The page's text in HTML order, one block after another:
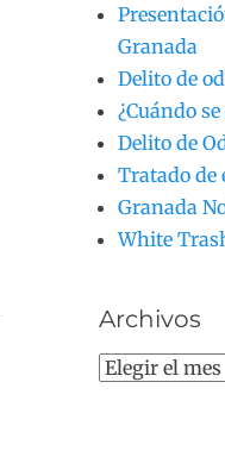
Granada
Delito de
¿Cuándo
Delito de
Tratado de
Granada
White
Archivos
Archivos